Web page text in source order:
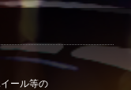
ール等の